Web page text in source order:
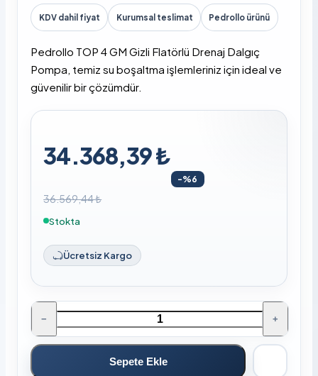
KDV dahil fiyat Kurumsal teslimat Pedrollo ürünü
Pedrollo TOP 4 GM Gizli Flatörlü Drenaj Dalgıç
Pompa, temiz su boşaltma işlemleriniz için ideal ve
güvenilir bir çözümdür.
34.368,39 ₺
-%6
36.569,44 ₺
Stokta
Ücretsiz Kargo
− +
Sepete Ekle